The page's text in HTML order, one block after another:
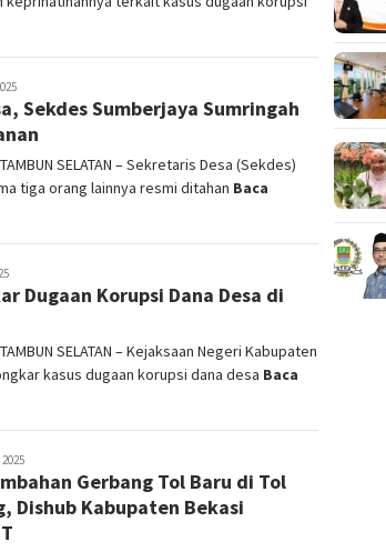
Sekdes Sumberjaya Sumringah
TAMBUN SELATAN – Sekretaris Desa (Sekdes)
tiga orang lainnya resmi ditahan Baca
Dugaan Korupsi Dana Desa di
TAMBUN SELATAN – Kejaksaan Negeri Kabupaten
kasus dugaan korupsi dana desa Baca
Gerbang Tol Baru di Tol
Dishub Kabupaten Bekasi